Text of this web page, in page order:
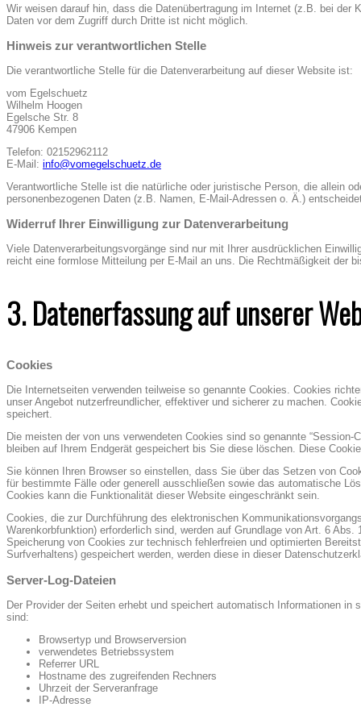
Wir weisen darauf hin, dass die Datenübertragung im Internet (z.B. bei
Daten vor dem Zugriff durch Dritte ist nicht möglich.
Hinweis zur verantwortlichen Stelle
Die verantwortliche Stelle für die Datenverarbeitung auf dieser Website ist:
vom Egelschuetz
Wilhelm Hoogen
Egelsche Str. 8
47906 Kempen
Telefon: 02152962112
E-Mail: info@vomegelschuetz.de
Verantwortliche Stelle ist die natürliche oder juristische Person, die allein
personenbezogenen Daten (z.B. Namen, E-Mail-Adressen o. Ä.)
Widerruf Ihrer Einwilligung zur Datenverarbeitung
Viele Datenverarbeitungsvorgänge sind nur mit Ihrer ausdrücklichen
reicht eine formlose Mitteilung per E-Mail an uns. Die Rechtmäßigkeit der
3. Datenerfassung auf unserer
Cookies
Die Internetseiten verwenden teilweise so genannte Cookies. Cookies
unser Angebot nutzerfreundlicher, effektiver und sicherer zu machen.
speichert.
Die meisten der von uns verwendeten Cookies sind so genannte
bleiben auf Ihrem Endgerät gespeichert bis Sie diese löschen. Diese
Sie können Ihren Browser so einstellen, dass Sie über das Setzen von
für bestimmte Fälle oder generell ausschließen sowie das automatische
Cookies kann die Funktionalität dieser Website eingeschränkt sein.
Cookies, die zur Durchführung des elektronischen
Warenkorbfunktion) erforderlich sind, werden auf Grundlage von Art. 6
Speicherung von Cookies zur technisch fehlerfreien und optimierten
Surfverhaltens) gespeichert werden, werden diese in dieser
Server-Log-Dateien
Der Provider der Seiten erhebt und speichert automatisch Informationen
sind:
Browsertyp und Browserversion
verwendetes Betriebssystem
Referrer URL
Hostname des zugreifenden Rechners
Uhrzeit der Serveranfrage
IP-Adresse